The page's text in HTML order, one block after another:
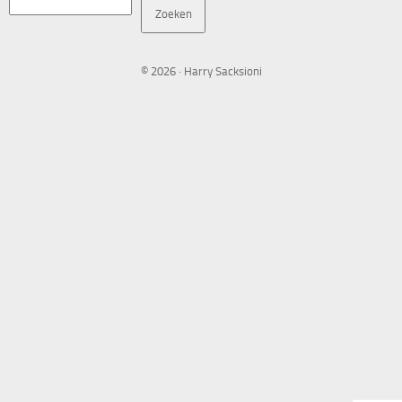
Zoeken
© 2026 · Harry Sacksioni